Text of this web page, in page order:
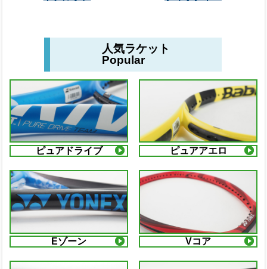
人気ラケット
Popular
ピュアドライブ ピュアアエロ
Eゾーン Vコア